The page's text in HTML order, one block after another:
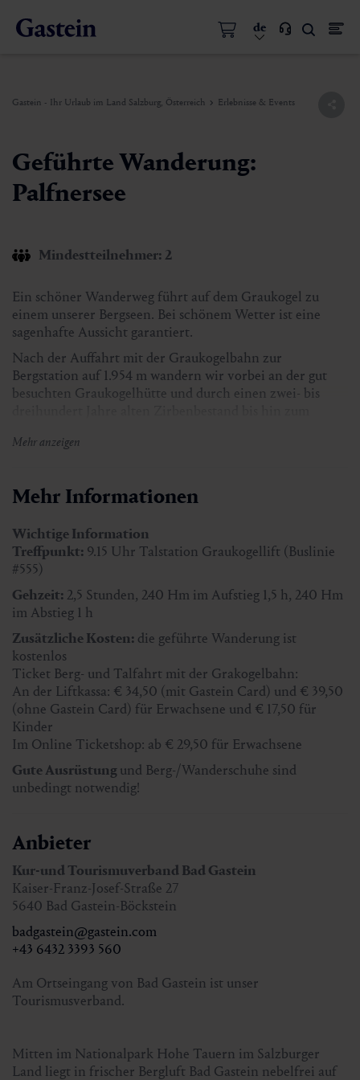
de
Gastein - Ihr Urlaub im Land Salzburg, Österreich Erlebnisse & Events
Geführte Wanderung:
Palfnersee
Mindestteilnehmer: 2
Ein schöner Wanderweg führt auf dem Graukogel zu
einem unserer Bergseen. Bei schönem Wetter ist eine
sagenhafte Aussicht garantiert.
Nach der Auffahrt mit der Graukogelbahn zur
Bergstation auf 1.954 m wandern wir vorbei an der gut
besuchten Graukogelhütte und durch einen zwei- bis
Feuersangs liegt.
Bergstation des Graukogelliftes. Auf der Fahrt ins Tal
kann man noch einmal den atemberaubenden Blick in
das wunderschöne Gasteinertal genießen.
Treffpunkt:
#555)
Gehzeit:2,5 Stunden, 240 Hm im Aufstieg 1,5 h, 240 Hm
im Abstieg 1 h
Teilnehmerzahl:
Wanderführer:Hannes Buchner
Preise mit Gastein Card: die geführte Wanderung ist
Ticket Berg- und Talfahrt:
An der Liftkassa: € 34,50 für Erwachsene und € 17,50 für
Preise ohne Gastein Card:
kostet € 5,00 pro Person
Ticket Berg- und Talfahrt:
An der Liftkassa: € 39,50 für Erwachsene und € 17,50 für
Kinder
Im Online Ticketshop: ab € 29,50 für Erwachsene
Gute Ausrüstung und Berg-/Wanderschuhe sind
Anmeldung:bis zum Vortag 16.00 Uhr
Mehr anzeigen
Mehr Informationen
Wichtige Information
Treffpunkt: 9.15 Uhr Talstation Graukogellift (Buslinie
#555)
Gehzeit: 2,5 Stunden, 240 Hm im Aufstieg 1,5 h, 240 Hm
im Abstieg 1 h
Zusätzliche Kosten: die geführte Wanderung ist
kostenlos
Ticket Berg- und Talfahrt mit der Grakogelbahn:
An der Liftkassa: € 34,50 (mit Gastein Card) und € 39,50
(ohne Gastein Card) für Erwachsene und € 17,50 für
Kinder
Im Online Ticketshop: ab € 29,50 für Erwachsene
Gute Ausrüstungund Berg-/Wanderschuhe sind
unbedingt notwendig!
Anbieter
Kur-und Tourismuverband Bad Gastein
Kaiser-Franz-Josef-Straße 27
5640 Bad Gastein-Böckstein
badgastein@gastein.com
+43 6432 3393 560
Am Ortseingang von Bad Gastein ist unser
Tourismusverband.
Mitten im Nationalpark Hohe Tauern im Salzburger
Land liegt in frischer Bergluft Bad Gastein nebelfrei auf